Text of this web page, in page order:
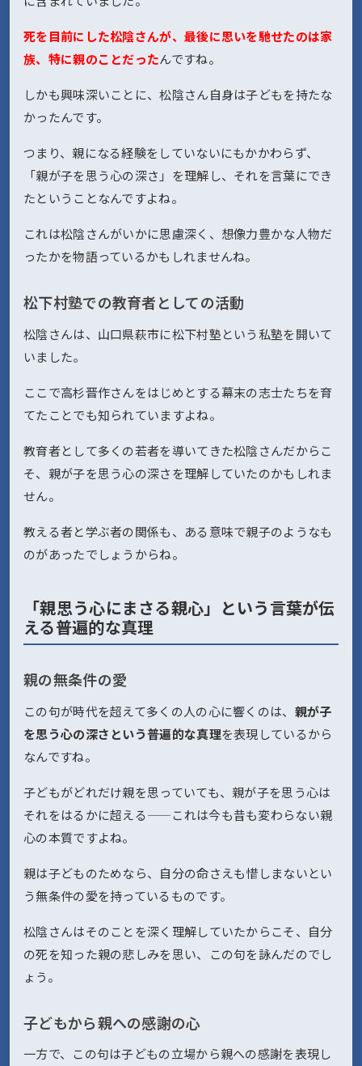
死を目前にした松陰さんが、最後に思いを馳せたのは家
族、特に親のことだったんですね。
しかも興味深いことに、松陰さん自身は子どもを持たな
かったんです。
つまり、親になる経験をしていないにもかかわらず、
「親が子を思う心の深さ」を理解し、それを言葉にでき
たということなんですよね。
これは松陰さんがいかに思慮深く、想像力豊かな人物だ
ったかを物語っているかもしれませんね。
松下村塾での教育者としての活動
松陰さんは、山口県萩市に松下村塾という私塾を開いて
いました。
ここで高杉晋作さんをはじめとする幕末の志士たちを育
てたことでも知られていますよね。
教育者として多くの若者を導いてきた松陰さんだからこ
そ、親が子を思う心の深さを理解していたのかもしれま
せん。
教える者と学ぶ者の関係も、ある意味で親子のようなも
のがあったでしょうからね。
「親思う心にまさる親心」という言葉が伝
える普遍的な真理
親の無条件の愛
この句が時代を超えて多くの人の心に響くのは、 親が子
を思う心の深さという普遍的な真理を表現しているから
なんですね。
子どもがどれだけ親を思っていても、親が子を思う心は
それをはるかに超える——これは今も昔も変わらない親
心の本質ですよね。
親は子どものためなら、自分の命さえも惜しまないとい
う無条件の愛を持っているものです。
松陰さんはそのことを深く理解していたからこそ、自分
の死を知った親の悲しみを思い、この句を詠んだのでし
ょう。
子どもから親への感謝の心
一方で、この句は子どもの立場から親への感謝を表現し